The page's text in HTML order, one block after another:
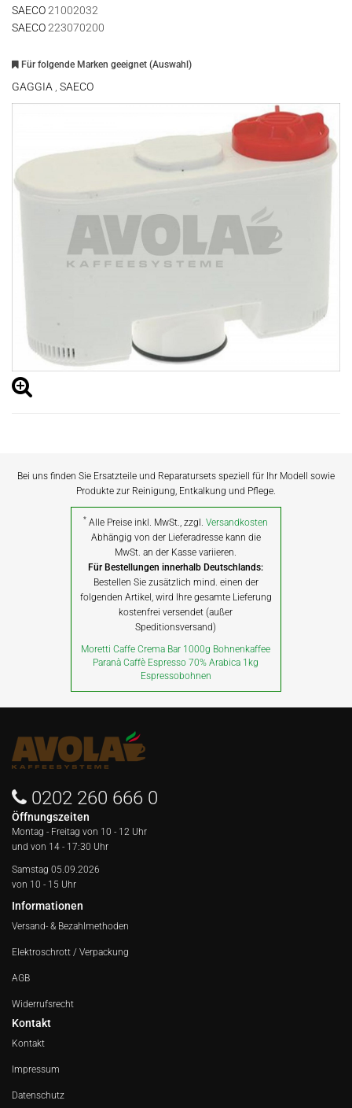
SAECO21002032
SAECO223070200
Für folgende Marken geeignet (Auswahl)
GAGGIA SAECO
Bei uns finden Sie Ersatzteile und Reparatursets speziell für Ihr Modell sowie
Produkte zur Reinigung, Entkalkung und Pflege.
* Alle Preise inkl. MwSt., zzgl.Versandkosten
Abhängig von der Lieferadresse kann die
MwSt. an der Kasse variieren.
Für Bestellungen innerhalb Deutschlands:
Bestellen Sie zusätzlich mind. einen der
folgenden Artikel, wird Ihre gesamte Lieferung
kostenfrei versendet (außer
Speditionsversand)
Moretti Caffe Crema Bar 1000g Bohnenkaffee
Paranà Caffè Espresso 70% Arabica 1kg
Espressobohnen
0202 260 666 0
Öffnungszeiten
Montag - Freitag von 10 - 12 Uhr
und von 14 - 17:30 Uhr
Samstag 05.09.2026
von 10 - 15 Uhr
Informationen
Versand- & Bezahlmethoden
Elektroschrott / Verpackung
AGB
Widerrufsrecht
Kontakt
Kontakt
Impressum
Datenschutz